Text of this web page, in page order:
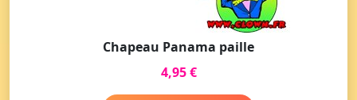
Chapeau Panama paille
4,95 €